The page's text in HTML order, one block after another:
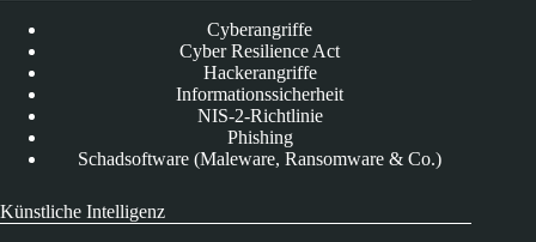
Cyberangriffe
Cyber Resilience Act
Hackerangriffe
Informationssicherheit
NIS-2-Richtlinie
Phishing
Schadsoftware (Maleware, Ransomware & Co.)
Künstliche Intelligenz